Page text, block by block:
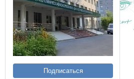
Подписаться